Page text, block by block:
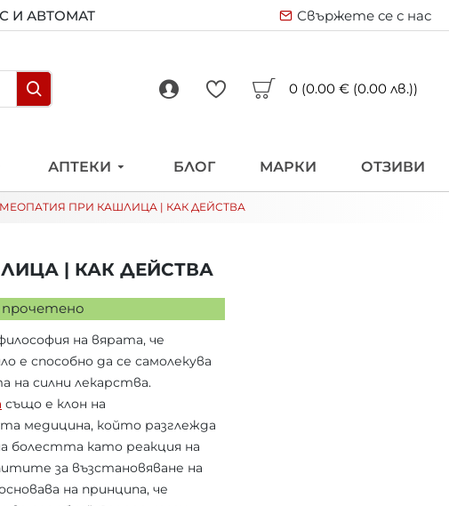
И АВТОМАТ Свържете се с нас
0 (0.00 € (0.00 лв.))
АПТЕКИ БЛОГ МАРКИ ОТЗИВИ
ПРИ КАШЛИЦА | КАК ДЕЙСТВА
| КАК ДЕЙСТВА
на вярата, че
е способно да се самолекува
на силни лекарства.
също е клон на
медицина, който разглежда
болестта като реакция на
за възстановяване на
на принципа, че